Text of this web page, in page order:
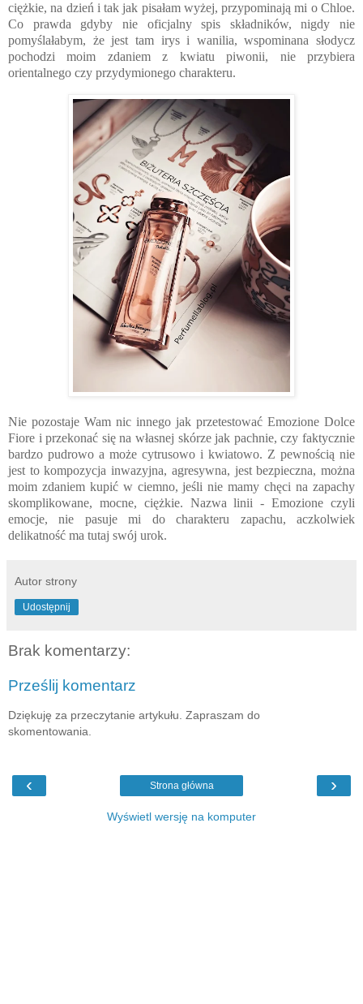
ciężkie, na dzień i tak jak pisałam wyżej, przypominają mi o Chloe.
Co prawda gdyby nie oficjalny spis składników, nigdy nie
pomyślałabym, że jest tam irys i wanilia, wspominana słodycz
pochodzi moim zdaniem z kwiatu piwonii, nie przybiera
orientalnego czy przydymionego charakteru.
Nie pozostaje Wam nic innego jak przetestować Emozione Dolce
Fiore i przekonać się na własnej skórze jak pachnie, czy faktycznie
bardzo pudrowo a może cytrusowo i kwiatowo. Z pewnością nie
jest to kompozycja inwazyjna, agresywna, jest bezpieczna, można
moim zdaniem kupić w ciemno, jeśli nie mamy chęci na zapachy
skomplikowane, mocne, ciężkie. Nazwa linii - Emozione czyli
emocje, nie pasuje mi do charakteru zapachu, aczkolwiek
delikatność ma tutaj swój urok.
Autor strony
Udostępnij
Brak komentarzy:
Prześlij komentarz
Dziękuję za przeczytanie artykułu. Zapraszam do
skomentowania.
‹ ›
Strona główna
Wyświetl wersję na komputer